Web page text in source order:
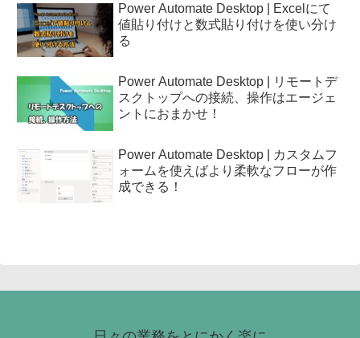
Power Automate Desktop | Excelにて
値貼り付けと数式貼り付けを使い分け
る
Power Automate Desktop | リモートデ
スクトップへの接続、操作はエージェ
ントにおまかせ！
Power Automate Desktop | カスタムフ
ォームを使えばより柔軟なフローが作
成できる！